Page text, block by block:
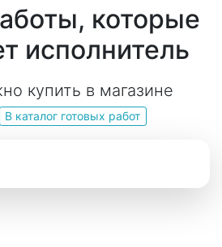
которые
исполнитель
купить в магазине
В каталог готовых работ